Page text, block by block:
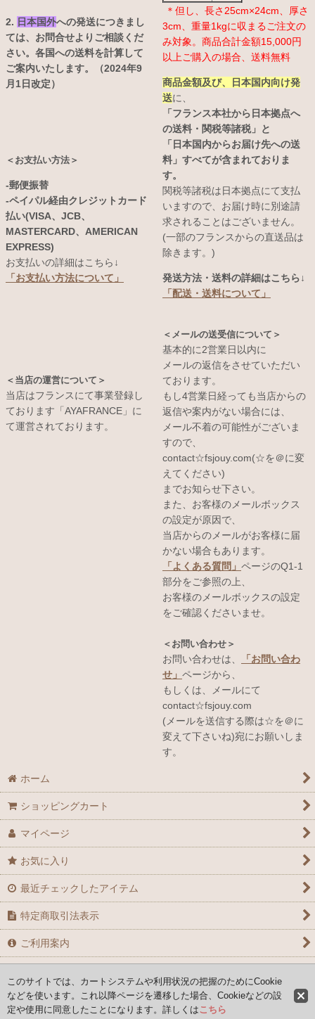
2. 日本国外への発送につきまし
ては、お問合せよりご相談くだ
さい。各国への送料を計算して
ご案内いたします。（2024年9
月1日改定）
＜お支払い方法＞
-郵便振替
-ペイパル経由クレジットカード
払い(VISA、JCB、
MASTERCARD、AMERICAN
EXPRESS)
お支払いの詳細はこちら↓
「お支払い方法について」
＜当店の運営について＞
当店はフランスにて事業登録し
ております「AYAFRANCE」に
て運営されております。
＊但し、長さ25cm×24cm、厚さ
3cm、重量1kgに収まるご注文の
み対象。商品合計金額15,000円
以上ご購入の場合、送料無料
商品金額及び、日本国内向け発
送に、
「フランス本社から日本拠点へ
の送料・関税等諸税」と
「日本国内からお届け先への送
料」すべてが含まれておりま
す。
関税等諸税は日本拠点にて支払
いますので、お届け時に別途請
求されることはございません。
(一部のフランスからの直送品は
除きます。)
発送方法・送料の詳細はこちら↓
「配送・送料について」
＜メールの送受信について＞
基本的に2営業日以内に
メールの返信をさせていただい
ております。
もし4営業日経っても当店からの
返信や案内がない場合には、
メール不着の可能性がございま
すので、
contact☆fsjouy.com(☆を＠に変
えてください)
までお知らせ下さい。
また、お客様のメールボックス
の設定が原因で、
当店からのメールがお客様に届
かない場合もあります。
「よくある質問」 ページのQ1-1
部分をご参照の上、
お客様のメールボックスの設定
をご確認くださいませ。
＜お問い合わせ＞
お問い合わせは、
「お問い合わ
せ」 ページから、
もしくは、メールにて
contact☆fsjouy.com
(メールを送信する際は☆を＠に
変えて下さいね)宛にお願いしま
す。
ホーム
ショッピングカート
マイページ
お気に入り
最近チェックしたアイテム
特定商取引法表示
ご利用案内
Copyright (C) 2008-2026 AYAFRANCE All Rights Reserved
このサイトでは、カートシステムや利用状況の把握のためにCookie
などを使います。これ以降ページを遷移した場合、Cookieなどの設
定や使用に同意したことになります。詳しくはこちら